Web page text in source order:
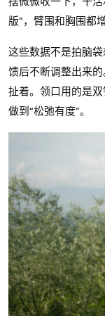
版”，臂围和胸围都
这些数据不是拍脑
馈后不断调整出来
扯着。领口用的是
做到“松弛有度”。